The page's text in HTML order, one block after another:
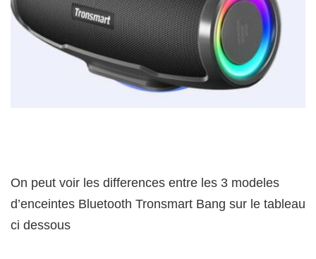
On peut voir les differences entre les 3 modeles
d’enceintes Bluetooth Tronsmart Bang sur le tableau
ci dessous